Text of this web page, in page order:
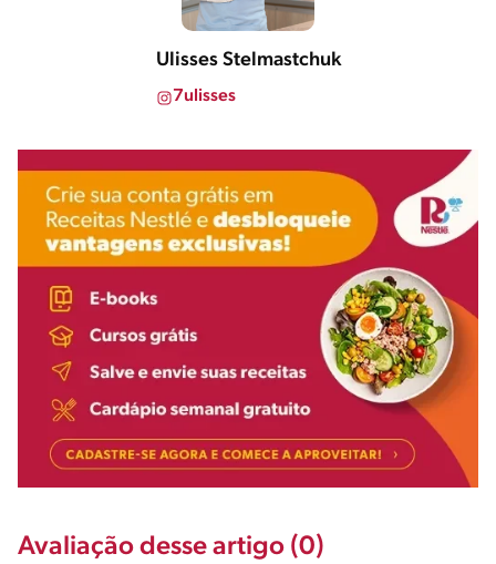
Ulisses Stelmastchuk
7ulisses
Avaliação desse artigo (0)